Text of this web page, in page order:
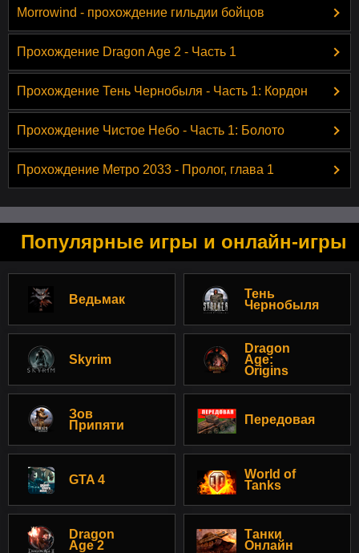
Morrowind - прохождение гильдии бойцов
Прохождение Dragon Age 2 - Часть 1
Прохождение Тень Чернобыля - Часть 1: Кордон
Прохождение Чистое Небо - Часть 1: Болото
Прохождение Метро 2033 - Пролог, глава 1
Популярные игры и онлайн-игры
Ведьмак
Тень
Чернобыля
Skyrim
Dragon
Age:
Origins
Зов
Припяти
Передовая
GTA 4
World of
Tanks
Dragon
Age 2
Танки
Онлайн